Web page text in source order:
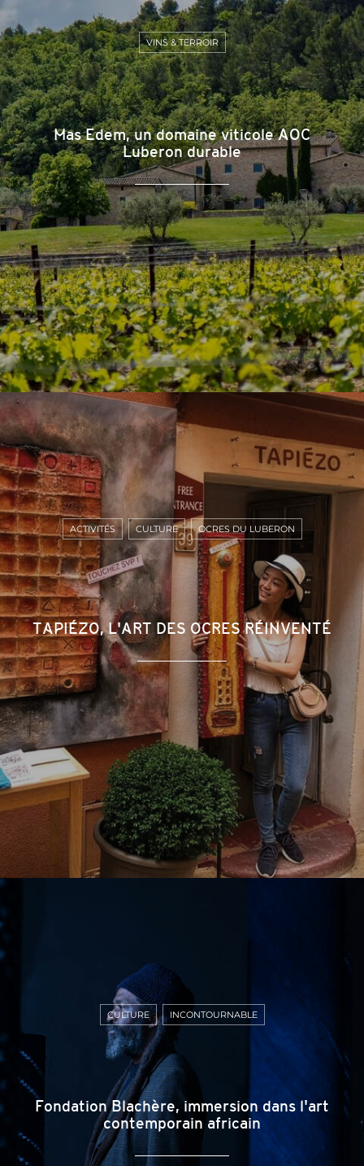
Mas Edem, un domaine viticole AOC
Luberon durable
VINS & TERROIR
TAPIÉZO, L'ART DES OCRES RÉINVENTÉ
ACTIVITÉS CULTURE OCRES DU LUBERON
Fondation Blachère, immersion dans l'art
contemporain africain
CULTURE INCONTOURNABLE